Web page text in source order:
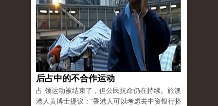
后占中的不合作运动
占 领运动被结束了，但公民抗命仍在持续。旅澳
港人黄博士提议：“香港人可以考虑去中资银行挤